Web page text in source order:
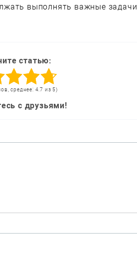
выполнять важные задачи.
статью:
среднее: 4.7 из 5)
с друзьями!